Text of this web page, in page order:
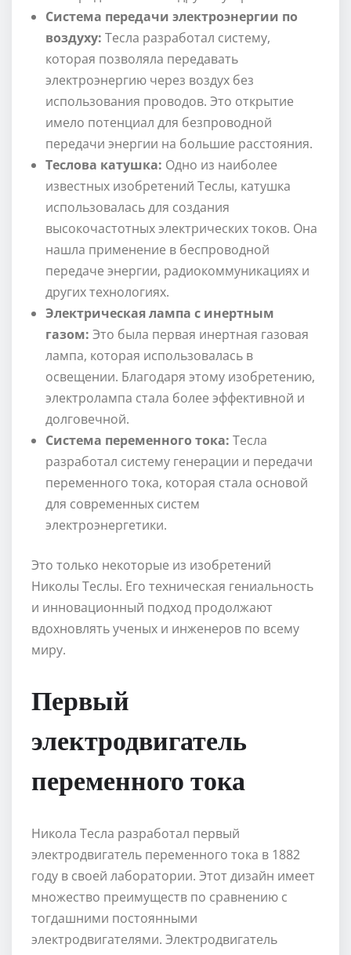
Система передачи электроэнергии по
воздуху: Тесла разработал систему,
которая позволяла передавать
электроэнергию через воздух без
использования проводов. Это открытие
имело потенциал для безпроводной
передачи энергии на большие расстояния.
Теслова катушка: Одно из наиболее
известных изобретений Теслы, катушка
использовалась для создания
высокочастотных электрических токов. Она
нашла применение в беспроводной
передаче энергии, радиокоммуникациях и
других технологиях.
Электрическая лампа с инертным
газом: Это была первая инертная газовая
лампа, которая использовалась в
освещении. Благодаря этому изобретению,
электролампа стала более эффективной и
долговечной.
Система переменного тока: Тесла
разработал систему генерации и передачи
переменного тока, которая стала основой
для современных систем
электроэнергетики.
Это только некоторые из изобретений
Николы Теслы. Его техническая гениальность
и инновационный подход продолжают
вдохновлять ученых и инженеров по всему
миру.
Первый
электродвигатель
переменного тока
Никола Тесла разработал первый
электродвигатель переменного тока в 1882
году в своей лаборатории. Этот дизайн имеет
множество преимуществ по сравнению с
тогдашними постоянными
электродвигателями. Электродвигатель